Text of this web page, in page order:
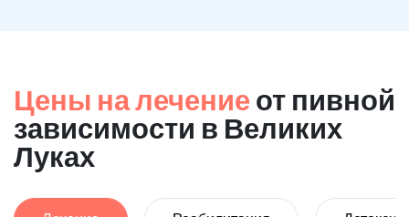
Цены на лечение от пивной
зависимости в Великих
Луках